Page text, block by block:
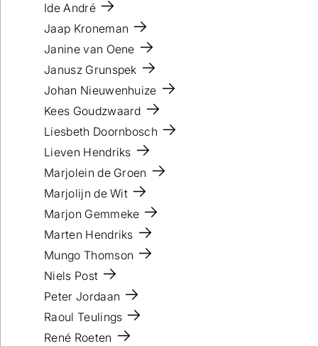
Ide André
Jaap Kroneman
Janine van Oene
Janusz Grunspek
Johan Nieuwenhuize
Kees Goudzwaard
Liesbeth Doornbosch
Lieven Hendriks
Marjolein de Groen
Marjolijn de Wit
Marjon Gemmeke
Marten Hendriks
Mungo Thomson
Niels Post
Peter Jordaan
Raoul Teulings
René Roeten